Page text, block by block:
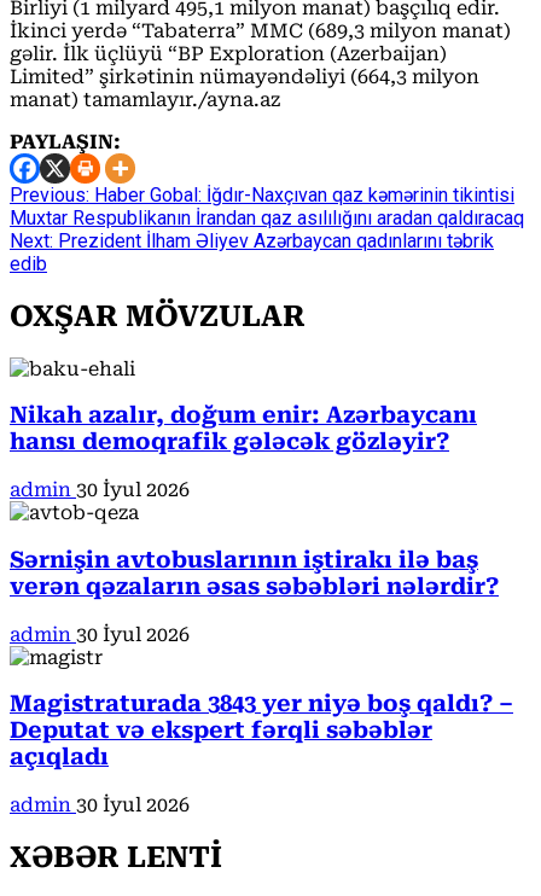
Birliyi (1 milyard 495,1 milyon manat) başçılıq edir.
İkinci yerdə “Tabaterra” MMC (689,3 milyon manat)
gəlir. İlk üçlüyü “BP Exploration (Azerbaijan)
Limited” şirkətinin nümayəndəliyi (664,3 milyon
manat) tamamlayır./ayna.az
PAYLAŞIN:
Continue
Reading
Previous: Haber Gobal: İğdır-Naxçıvan qaz kəmərinin tikintisi
Muxtar Respublikanın İrandan qaz asılılığını aradan qaldıracaq
Next: Prezident İlham Əliyev Azərbaycan qadınlarını təbrik
edib
OXŞAR MÖVZULAR
Nikah azalır, doğum enir: Azərbaycanı
hansı demoqrafik gələcək gözləyir?
admin 30 İyul 2026
Sərnişin avtobuslarının iştirakı ilə baş
verən qəzaların əsas səbəbləri nələrdir?
admin 30 İyul 2026
Magistraturada 3843 yer niyə boş qaldı? –
Deputat və ekspert fərqli səbəblər
açıqladı
admin 30 İyul 2026
XƏBƏR LENTİ